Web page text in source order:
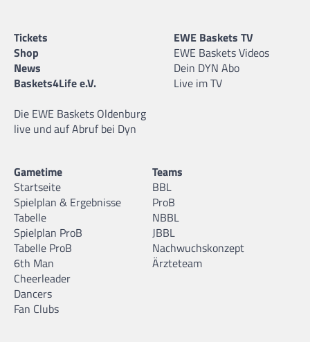
Tickets
Shop
News
Baskets4Life e.V.
Die EWE Baskets Oldenburg
live und auf Abruf bei Dyn
EWE Baskets TV
EWE Baskets Videos
Dein DYN Abo
Live im TV
Gametime
Startseite
Spielplan & Ergebnisse
Tabelle
Spielplan ProB
Tabelle ProB
6th Man
Cheerleader
Dancers
Fan Clubs
Teams
BBL
ProB
NBBL
JBBL
Nachwuchskonzept
Ärzteteam